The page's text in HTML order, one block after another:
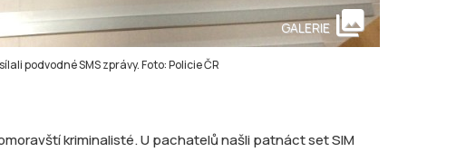
podvodné SMS zprávy. Foto: Policie ČR
GALERIE collections
kriminalisté. U pachatelů našli patnáct set SIM